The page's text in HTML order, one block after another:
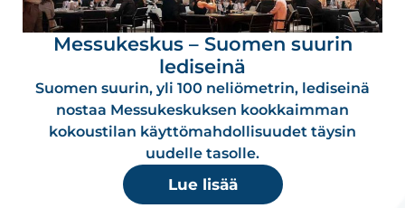
Messukeskus – Suomen suurin
lediseinä
Suomen suurin, yli 100 neliömetrin, lediseinä
nostaa Messukeskuksen kookkaimman
kokoustilan käyttömahdollisuudet täysin
uudelle tasolle.
Lue lisää